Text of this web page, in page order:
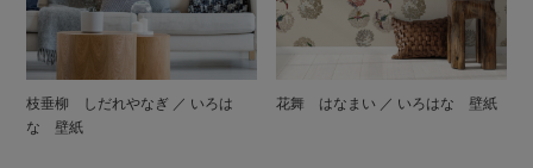
枝垂柳 しだれやなぎ ／ いろは
な 壁紙
花舞 はなまい ／ いろはな 壁紙